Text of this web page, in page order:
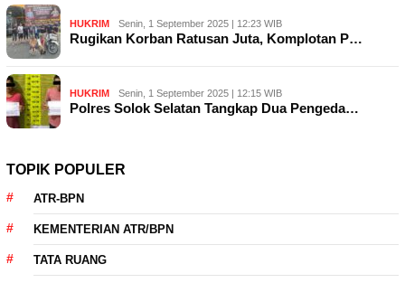
HUKRIM Senin, 1 September 2025 | 12:23 WIB
Rugikan Korban Ratusan Juta, Komplotan P…
HUKRIM Senin, 1 September 2025 | 12:15 WIB
Polres Solok Selatan Tangkap Dua Pengeda…
TOPIK POPULER
ATR-BPN
KEMENTERIAN ATR/BPN
TATA RUANG